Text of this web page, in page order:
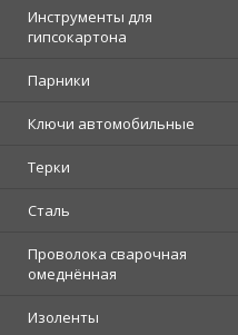
Инструменты для
гипсокартона
Парники
Ключи автомобильные
Терки
Сталь
Проволока сварочная
омеднённая
Изоленты